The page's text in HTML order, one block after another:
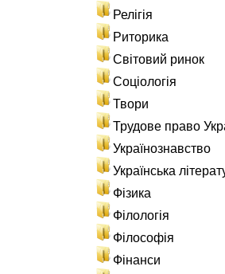
Релігія
Риторика
Світовий ринок
Соціологія
Твори
Трудове право
Українознавство
Українська
Фізика
Філологія
Філософія
Фінанси